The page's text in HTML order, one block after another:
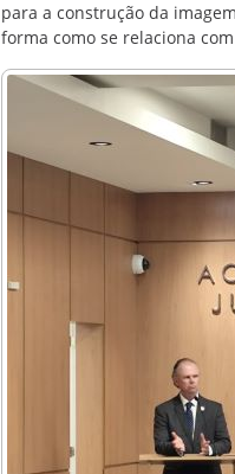
para a construção da
forma como se relaciona